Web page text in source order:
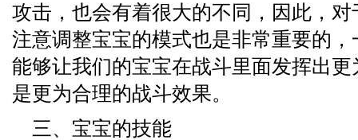
攻击，也会有着很大的不同，因此，
注意调整宝宝的模式也是非常重要的
能够让我们的宝宝在战斗里面发挥出
是更为合理的战斗效果。
三、宝宝的技能